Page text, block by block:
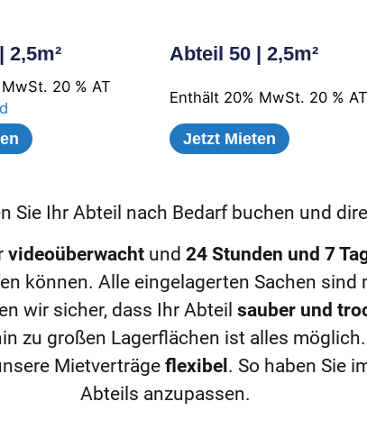
2,5m²
20 % AT
Abteil 50 | 2,5m²
Enthält 20% MwSt. 20 % AT
Jetzt Mieten
Sie Ihr Abteil nach Bedarf buchen und
videoüberwachtund 24 Stunden und 7
können. Alle eingelagerten Sachen sind
wir sicher, dass Ihr Abteil sauber und
zu großen Lagerflächen ist alles
Mietverträge flexibel . So haben Sie
Abteils anzupassen.